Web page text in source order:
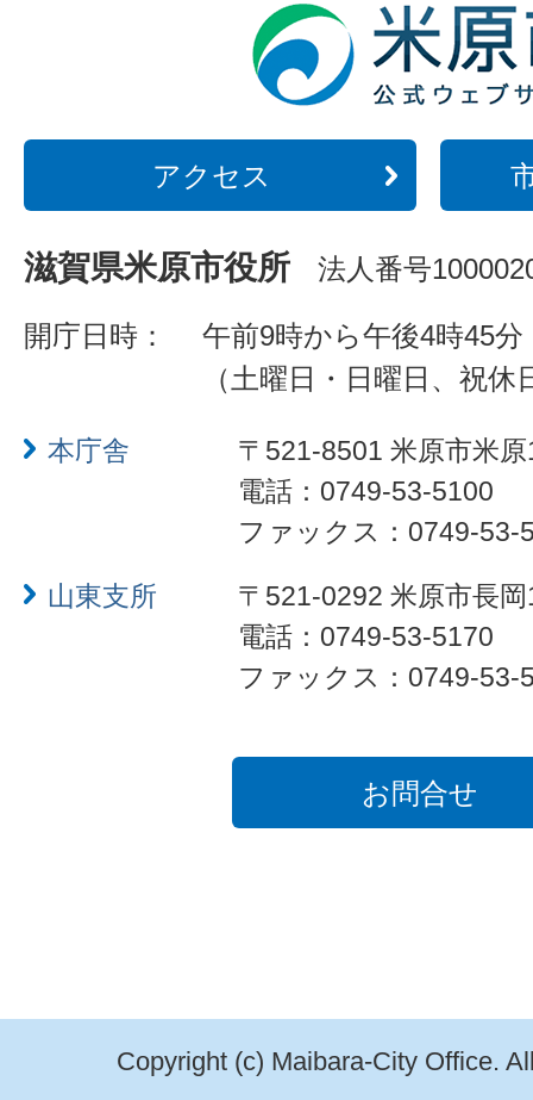
アクセス
滋賀県米原市役所 法人番号
開庁日時：
午前9時から午後4時45分
（土曜日・日曜日、祝
本庁舎
〒521-8501 米原市米
電話：0749-53-5100
ファックス：0749-53-
山東支所
〒521-0292 米原市長
電話：0749-53-5170
ファックス：0749-53-
お問合せ
Copyright (c) Maibara-City Office.